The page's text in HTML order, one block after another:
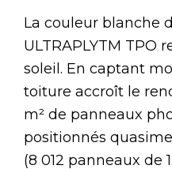
La couleur blanche
ULTRAPLYTM TPO
soleil. En captant
toiture accroît le
m² de panneaux
positionnés
(8 012 panneaux de